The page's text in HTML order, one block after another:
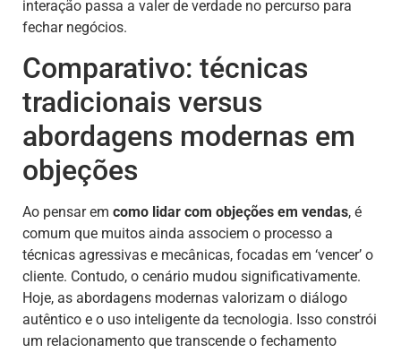
interação passa a valer de verdade no percurso para
fechar negócios.
Comparativo: técnicas
tradicionais versus
abordagens modernas em
objeções
Ao pensar em como lidar com objeções em vendas, é
comum que muitos ainda associem o processo a
técnicas agressivas e mecânicas, focadas em ‘vencer’ o
cliente. Contudo, o cenário mudou significativamente.
Hoje, as abordagens modernas valorizam o diálogo
autêntico e o uso inteligente da tecnologia. Isso constrói
um relacionamento que transcende o fechamento